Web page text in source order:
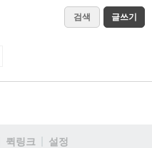
검색 글쓰기
퀵링크
설정